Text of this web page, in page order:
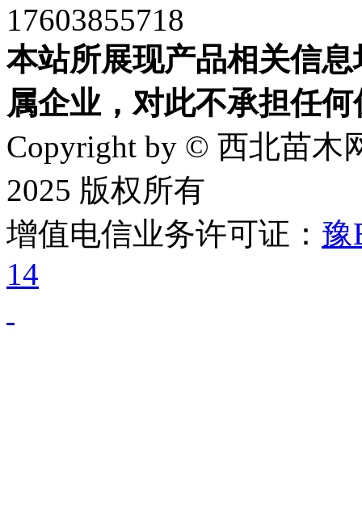
17603855718
本站所展现产品相关信
属企业，对此不承担任
Copyright by © 西北苗木
2025 版权所有
增值电信业务许可证： 豫
14